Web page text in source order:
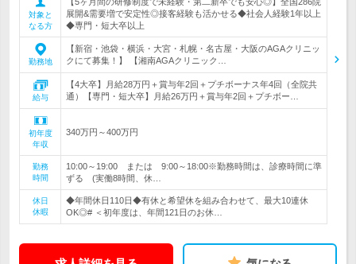
対象と
なる方
展開&需要増で安定性◎接客経験も活かせる◆社会人経験1年以上
◆専門・短大卒以上
勤務地
【新宿・池袋・横浜・大宮・札幌・名古屋・大阪のAGAクリニッ
クにて募集！】 【湘南AGAクリニック…
給与
【4大卒】月給28万円＋賞与年2回＋プチボーナス年4回（全院共
通）【専門・短大卒】月給26万円＋賞与年2回＋プチボー…
初年度
年収
340万円～400万円
勤務
時間
10:00～19:00 または 9:00～18:00※勤務時間は、診療時間に準
ずる (実働8時間、休…
休日
休暇
◆年間休日110日◆有休と希望休を組み合わせて、最大10連休
OK◎# ＜初年度は、年間121日のお休…